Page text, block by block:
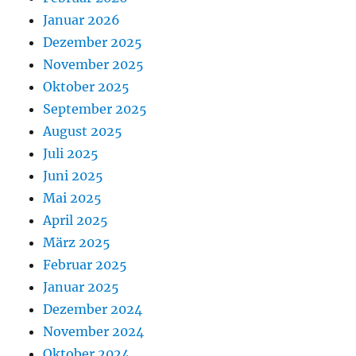
Januar 2026
Dezember 2025
November 2025
Oktober 2025
September 2025
August 2025
Juli 2025
Juni 2025
Mai 2025
April 2025
März 2025
Februar 2025
Januar 2025
Dezember 2024
November 2024